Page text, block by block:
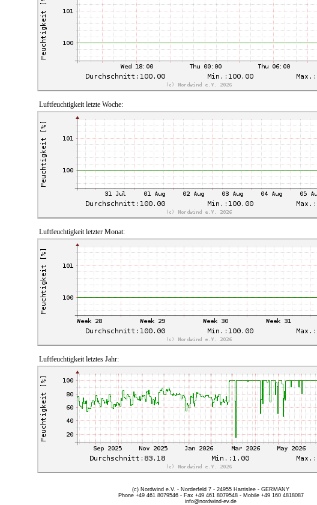
Luftfeuchtigkeit letzte Woche:
Luftfeuchtigkeit letzter Monat:
Luftfeuchtigkeit letztes Jahr:
(c) Nordwind e.V. - Norderfeld 7 - 24955 Harrislee - GERMANY
Phone +49 461 8079546 - Fax +49 461 8079548 - Mobile +49 160 4818087
info@nordwind-ev.de